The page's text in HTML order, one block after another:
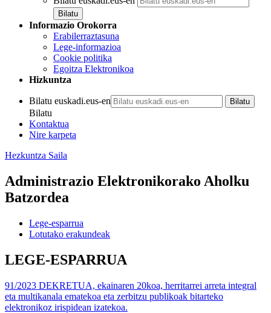
Informazio Orokorra
Erabilerraztasuna
Lege-informazioa
Cookie politika
Egoitza Elektronikoa
Hizkuntza
Bilatu euskadi.eus-en
Bilatu
Kontaktua
Nire karpeta
Hezkuntza Saila
Administrazio Elektronikorako Aholku
Batzordea
Lege-esparrua
Lotutako erakundeak
LEGE-ESPARRUA
91/2023 DEKRETUA, ekainaren 20koa, herritarrei arreta integral
eta multikanala ematekoa eta zerbitzu publikoak bitarteko
elektronikoz irispidean izatekoa.